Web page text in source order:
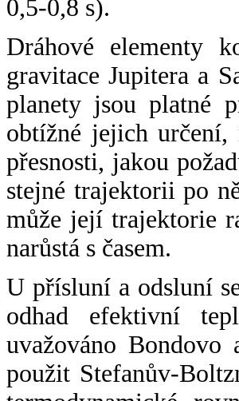
0,5-0,8 s).
Dráhové elementy
gravitace Jupitera a
planety jsou platné
obtížné jejich určení,
přesnosti, jakou
stejné trajektorii po
může její trajektorie
narůstá s časem.
U přísluní a odsluní
odhad efektivní
uvažováno Bondovo
použit Stefanův-